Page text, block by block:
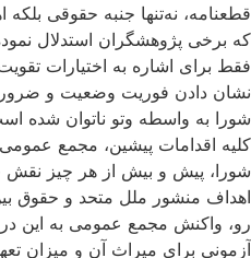
قطعنامه، نه‌تنها جنبه حقوقی
که برخی پژوهشگران استدلال
فقط برای اشاره به اختیارات
نشان دادن فوریت وضعیت و
شورا به‌ واسطه وتو ناتوان شده
کلیه اقدامات پیشین، مجمع
شورا، پیش و بیش از هر چیز
اهداف منشور ملل متحد و حقوق
رو، واکنش مجمع عمومی به این
آزمونی برای میراث آن و میزان